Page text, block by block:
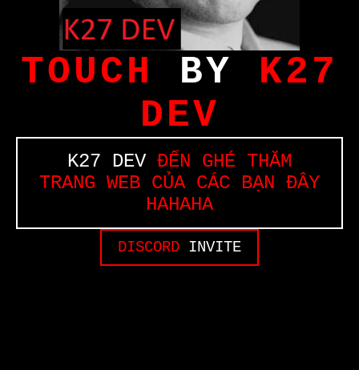
TOUCH BY K27
DEV
K27 DEVĐẾN GHÉ THĂM
TRANG WEB CỦA CÁC BẠN ĐÂY
HAHAHA
DISCORD INVITE